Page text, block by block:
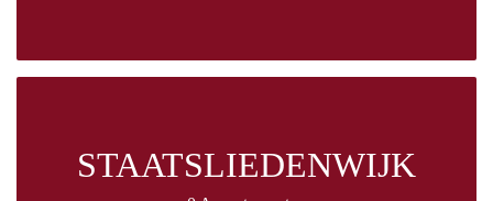
STAATSLIEDENWIJK